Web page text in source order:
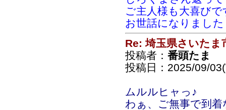
ご主人様も大喜びで
お世話になりました
Re: 埼玉県さいたま
投稿者： 番頭たま
投稿日：2025/09/
ムルルヒャっ♪
わぁ、ご無事で到